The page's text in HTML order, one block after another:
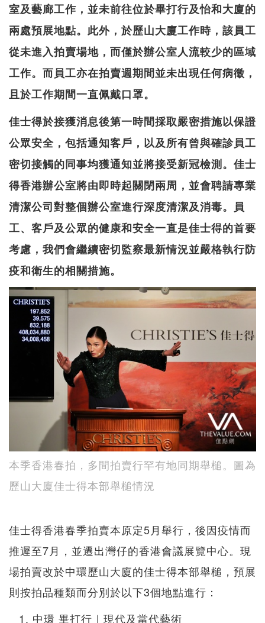
室及藝廊工作，並未前往位於畢打行及怡和大廈的
兩處預展地點。此外，於歷山大廈工作時，該員工
從未進入拍賣場地，而僅於辦公室人流較少的區域
工作。而員工亦在拍賣週期間並未出現任何病徵，
且於工作期間一直佩戴口罩。
佳士得於接獲消息後第一時間採取嚴密措施以保證
公眾安全，包括通知客戶，以及所有曾與確診員工
密切接觸的同事均獲通知並將接受新冠檢測。佳士
得香港辦公室將由即時起關閉兩周，並會聘請專業
清潔公司對整個辦公室進行深度清潔及消毒。員
工、客戶及公眾的健康和安全一直是佳士得的首要
考慮，我們會繼續密切監察最新情況並嚴格執行防
疫和衛生的相關措施。
本季香港春拍，多間拍賣行罕有地同期舉槌。圖為
歷山大廈佳士得本部舉槌情況
佳士得香港春季拍賣本原定5月舉行，後因疫情而
推遲至7月，並遷出灣仔的香港會議展覽中心。現
場拍賣改於中環歷山大廈的佳士得本部舉槌，預展
則按拍品種類而分別於以下3個地點進行：
中環 畢打行｜現代及當代藝術